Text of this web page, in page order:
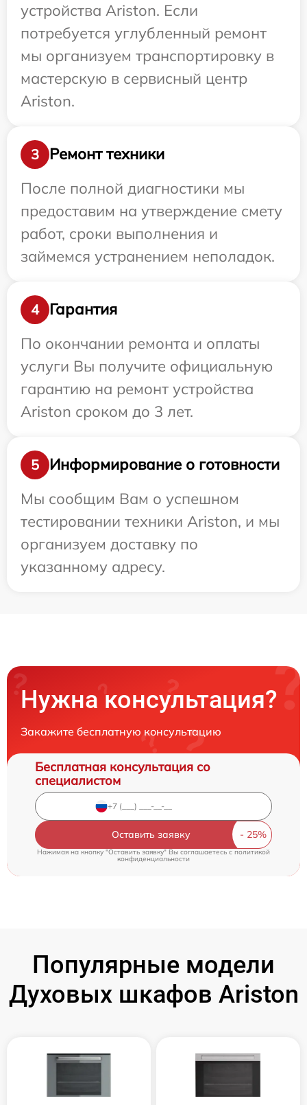
устройства Ariston. Если
потребуется углубленный ремонт
мы организуем транспортировку в
мастерскую в сервисный центр
Ariston.
3
Ремонт техники
После полной диагностики мы
предоставим на утверждение смету
работ, сроки выполнения и
займемся устранением неполадок.
4
Гарантия
По окончании ремонта и оплаты
услуги Вы получите официальную
гарантию на ремонт устройства
Ariston сроком до 3 лет.
5
Информирование о готовности
Мы сообщим Вам о успешном
тестировании техники Ariston, и мы
организуем доставку по
указанному адресу.
Нужна консультация?
Закажите бесплатную консультацию
Бесплатная консультация со
специалистом
Оставить заявку
Нажимая на кнопку "Оставить заявку" Вы соглашаетесь cполитикой
конфиденциальности
Популярные модели
Духовых шкафов Ariston